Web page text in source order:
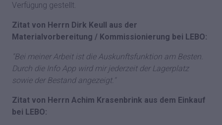
Verfügung gestellt.
Zitat von Herrn Dirk Keull aus der
Materialvorbereitung / Kommissionierung bei LEBO:
"Bei meiner Arbeit ist die Auskunftsfunktion am Besten.
Durch die Info App wird mir jederzeit der Lagerplatz
sowie der Bestand angezeigt."
Zitat von Herrn Achim Krasenbrink aus dem Einkauf
bei LEBO: